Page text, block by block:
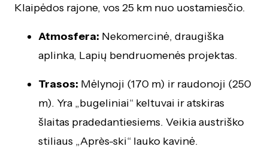
Klaipėdos rajone, vos 25 km nuo uostamiesčio.
Atmosfera: Nekomercinė, draugiška
aplinka, Lapių bendruomenės projektas.
Trasos: Mėlynoji (170 m) ir raudonoji (250
m). Yra „bugeliniai“ keltuvai ir atskiras
šlaitas pradedantiesiems. Veikia austriško
stiliaus „Après-ski“ lauko kavinė.